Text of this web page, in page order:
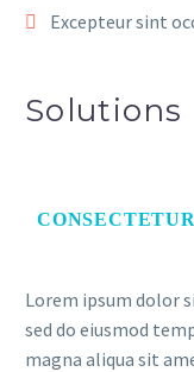
Excepteur sint
Solutions
Lorem ipsum dolor
sed do eiusmod
magna aliqua sit